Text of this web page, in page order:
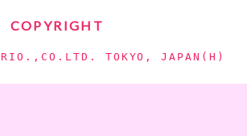
COPYRIGHT
TOKYO, JAPAN(H)